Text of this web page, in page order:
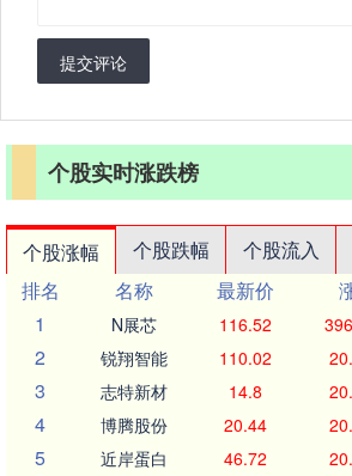
提交评论
个股实时涨跌榜
个股涨幅 个股跌幅 个股流入
排名
名称 最新价
1
N展芯 116.52
2 锐翔智能 110.02
3 志特新材 14.8
4 博腾股份 20.44
5 近岸蛋白 46.72